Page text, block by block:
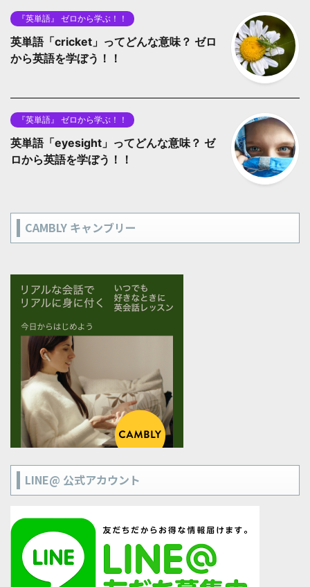
『英単語』 ゼロから学ぶ！！
英単語「cricket」ってどんな意味？ ゼロ
から英語を学ぼう！！
『英単語』 ゼロから学ぶ！！
英単語「eyesight」ってどんな意味？ ゼ
ロから英語を学ぼう！！
CAMBLY キャンブリー
LINE@ 公式アカウント